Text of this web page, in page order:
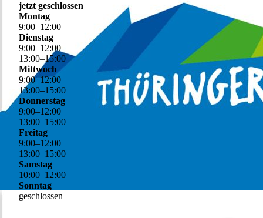
jetzt geschlossen
Montag
9:00–12:00
Dienstag
9:00–12:00
13:00–15:00
Mittwoch
9:00–12:00
13:00–15:00
Donnerstag
9:00–12:00
13:00–15:00
Freitag
9:00–12:00
13:00–15:00
Samstag
10:00–12:00
Sonntag
geschlossen